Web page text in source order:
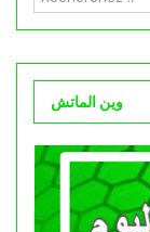
وين الماتش